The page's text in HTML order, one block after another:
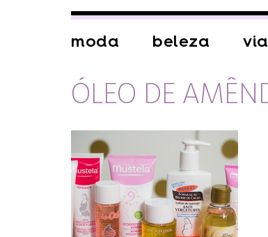
moda beleza
ÓLEO DE